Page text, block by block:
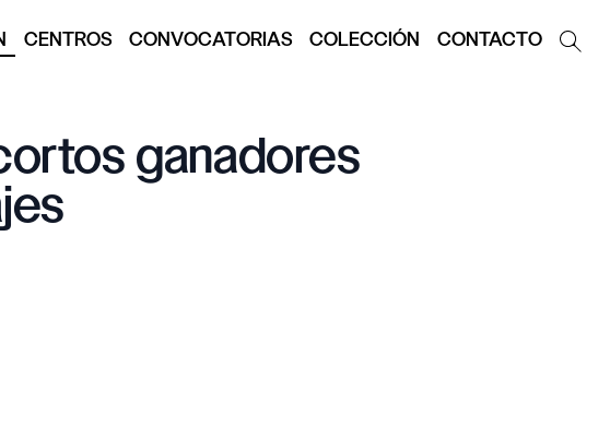
CENTROS CONVOCATORIAS COLECCIÓN CONTACTO
ganadores